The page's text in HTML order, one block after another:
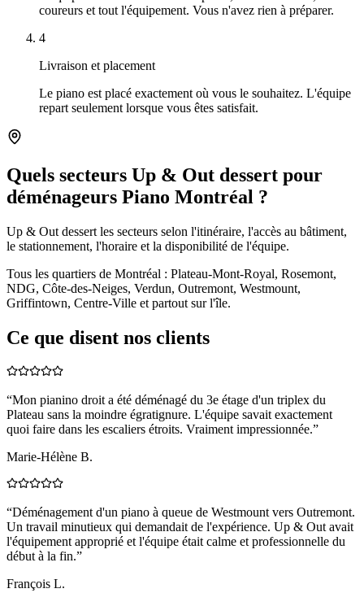
coureurs et tout l'équipement. Vous n'avez rien à préparer.
4
Livraison et placement
Le piano est placé exactement où vous le souhaitez. L'équipe
repart seulement lorsque vous êtes satisfait.
Quels secteurs Up & Out dessert pour
déménageurs Piano Montréal ?
Up & Out dessert les secteurs selon l'itinéraire, l'accès au bâtiment,
le stationnement, l'horaire et la disponibilité de l'équipe.
Tous les quartiers de Montréal : Plateau-Mont-Royal, Rosemont,
NDG, Côte-des-Neiges, Verdun, Outremont, Westmount,
Griffintown, Centre-Ville et partout sur l'île.
Ce que disent nos clients
“Mon pianino droit a été déménagé du 3e étage d'un triplex du
Plateau sans la moindre égratignure. L'équipe savait exactement
quoi faire dans les escaliers étroits. Vraiment impressionnée.”
Marie-Hélène B.
“Déménagement d'un piano à queue de Westmount vers Outremont.
Un travail minutieux qui demandait de l'expérience. Up & Out avait
l'équipement approprié et l'équipe était calme et professionnelle du
début à la fin.”
François L.